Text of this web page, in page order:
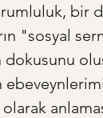
bir
"sosyal
dokusunu